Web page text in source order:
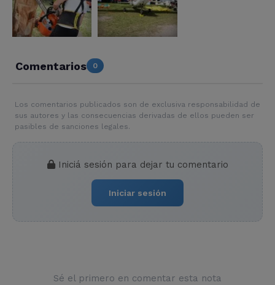
Comentarios 0
Los comentarios publicados son de exclusiva responsabilidad de
sus autores y las consecuencias derivadas de ellos pueden ser
pasibles de sanciones legales.
Iniciá sesión para dejar tu comentario
Iniciar sesión
Sé el primero en comentar esta nota